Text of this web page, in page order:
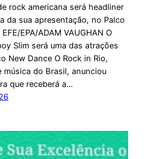
rock americana será headliner
da sua apresentação, no Palco
EPA/ADAM VAUGHAN O
Slim será uma das atrações
New Dance O Rock in Rio,
música do Brasil, anunciou
que receberá a…